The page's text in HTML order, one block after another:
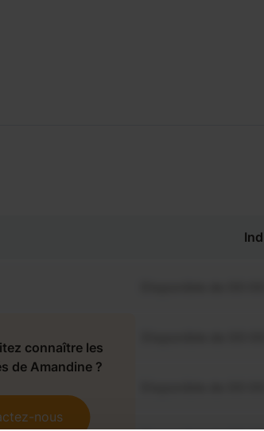
connaître les
de Amandine ?
nous